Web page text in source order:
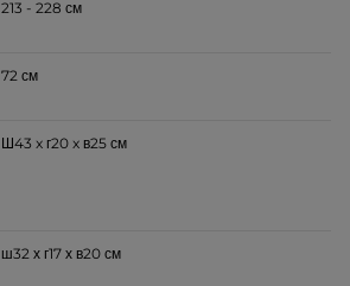
213 - 228 см
72 см
Ш43 x г20 x в25 см
ш32 х г17 х в20 см